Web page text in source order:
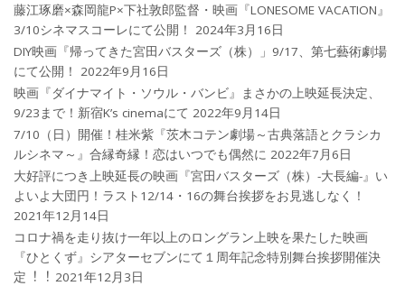
藤江琢磨×森岡龍P×下社敦郎監督・映画『LONESOME VACATION』
3/10シネマスコーレにて公開！
2024年3月16日
DIY映画『帰ってきた宮田バスターズ（株）」9/17、第七藝術劇場
にて公開！
2022年9月16日
映画『ダイナマイト・ソウル・バンビ』まさかの上映延長決定、
9/23まで！新宿K’s cinemaにて 2022年9月14日
7/10（日）開催！桂米紫『茨木コテン劇場～古典落語とクラシカ
ルシネマ～』合縁奇縁！恋はいつでも偶然に 2022年7月6日
大好評につき上映延長の映画『宮田バスターズ（株）-大長編-』い
よいよ大団円！ラスト12/14・16の舞台挨拶をお見逃しなく！
2021年12月14日
コロナ禍を⾛り抜け⼀年以上のロングラン上映を果たした映画
『ひとくず』シアターセブンにて１周年記念特別舞台挨拶開催決
定︕︕ 2021年12月3日